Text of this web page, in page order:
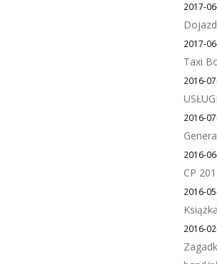
2017-
2017-
Taxi
2016-
2016-
2016-
CP
2016-
2016-